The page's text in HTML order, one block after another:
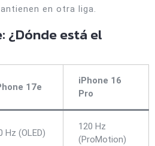
en otra liga.
¿Dónde está el
17e
iPhone 16
Pro
Hz (OLED)
120 Hz
(ProMotion)